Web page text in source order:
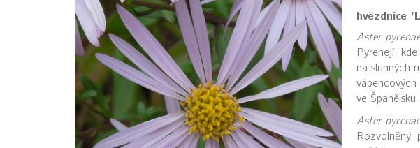
hvězdnice
Aster
Pyrenejí,
na slunných
ve
Aster
Rozvolněný,